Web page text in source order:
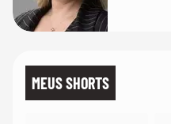
MEUS SHORTS